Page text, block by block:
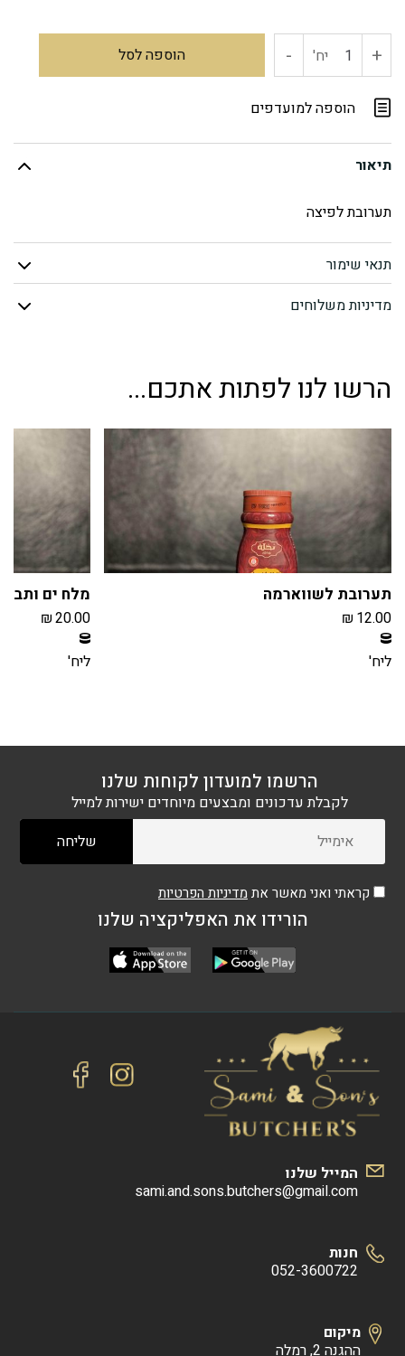
+ כמות
לפיצה
יח' - הוספה לסל
הוספה למועדפים
תיאור
תערובת לפיצה
תנאי שימור
מדיניות משלוחים
הרשו לנו לפתות אתכם...
תערובת לשווארמה
₪ 12.00
ליח'
מלח ים
₪20.00
ליח'
הרשמו למועדון לקוחות שלנו
לקבלת עדכונים ומבצעים מיוחדים ישירות למייל
קראתי ואני מאשר את מדיניות הפרטיות
הורידו את האפליקציה שלנו
המייל שלנו
sami.and.sons.butchers@gmail.com
חנות
052-3600722
מיקום
ההגנה 2, רמלה